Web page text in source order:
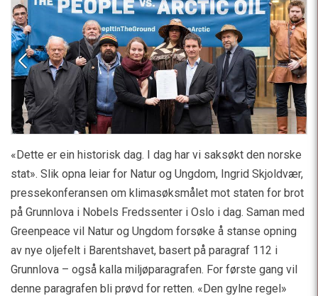
«Dette er ein historisk dag. I dag har vi saksøkt den norske
stat». Slik opna leiar for Natur og Ungdom, Ingrid Skjoldvær,
pressekonferansen om klimasøksmålet mot staten for brot
på Grunnlova i Nobels Fredssenter i Oslo i dag. Saman med
Greenpeace vil Natur og Ungdom forsøke å stanse opning
av nye oljefelt i Barentshavet, basert på paragraf 112 i
Grunnlova – også kalla miljøparagrafen. For første gang vil
denne paragrafen bli prøvd for retten. «Den gylne regel»